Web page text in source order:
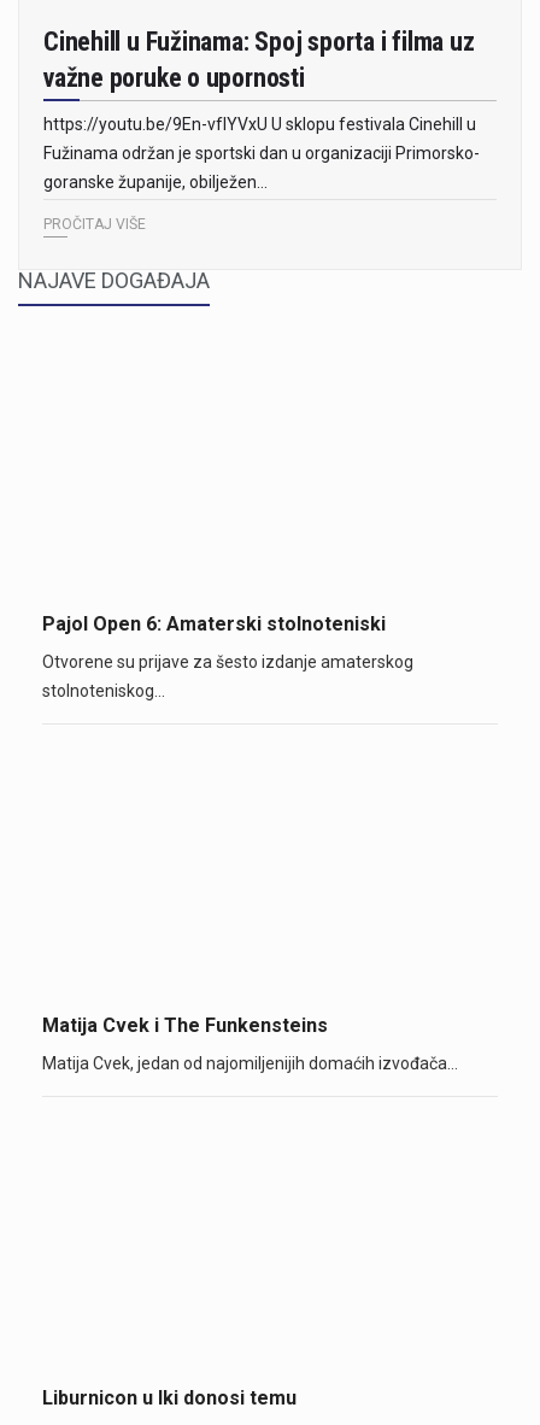
Cinehill u Fužinama: Spoj sporta i filma uz
važne poruke o upornosti
https://youtu.be/9En-vfIYVxU U sklopu festivala Cinehill u
Fužinama održan je sportski dan u organizaciji Primorsko-
goranske županije, obilježen…
PROČITAJ VIŠE
NAJAVE DOGAĐAJA
Pajol Open 6: Amaterski stolnoteniski
Otvorene su prijave za šesto izdanje amaterskog
stolnoteniskog…
Matija Cvek i The Funkensteins
Matija Cvek, jedan od najomiljenijih domaćih izvođača…
Liburnicon u Iki donosi temu